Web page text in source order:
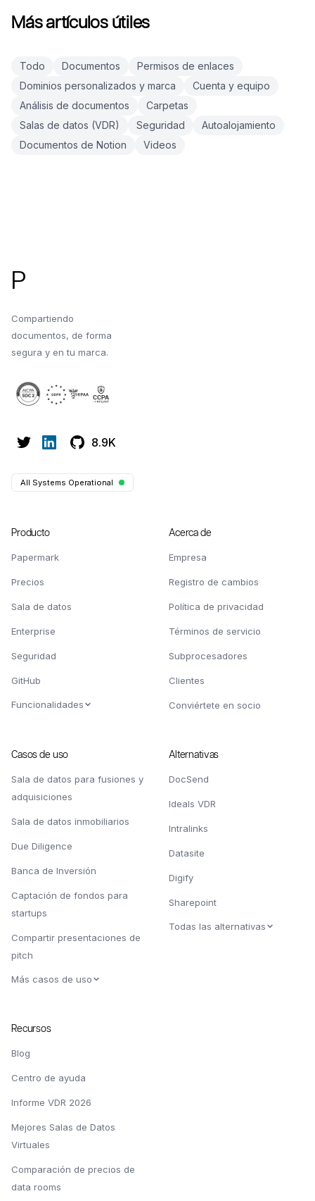
Más artículos útiles
Todo Documentos
Permisos de enlaces
Dominios personalizados y marca
Cuenta y equipo
Análisis de documentos
Carpetas
Salas de datos (VDR)
Seguridad
Autoalojamiento
Documentos de Notion
Videos
P
Compartiendo
documentos, de forma
segura y en tu marca.
8.9K
All Systems Operational
Producto
Papermark
Precios
Sala de datos
Enterprise
Seguridad
GitHub
Funcionalidades
Acerca de
Empresa
Registro de cambios
Política de privacidad
Términos de servicio
Subprocesadores
Clientes
Conviértete en socio
Casos de uso
Sala de datos para fusiones y
adquisiciones
Sala de datos inmobiliarios
Due Diligence
Banca de Inversión
Captación de fondos para
startups
Compartir presentaciones de
pitch
Más casos de uso
Alternativas
DocSend
Ideals VDR
Intralinks
Datasite
Digify
Sharepoint
Todas las alternativas
Recursos
Blog
Centro de ayuda
Informe VDR 2026
Mejores Salas de Datos
Virtuales
Comparación de precios de
data rooms